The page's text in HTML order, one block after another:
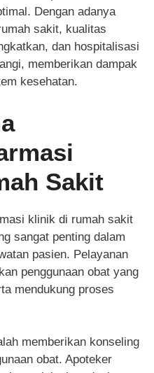
Dengan adanya
sakit, kualitas
dan hospitalisasi
memberikan dampak
kesehatan.
Sakit
klinik di rumah sakit
sangat penting dalam
pasien. Pelayanan
penggunaan obat yang
mendukung proses
memberikan konseling
obat. Apoteker